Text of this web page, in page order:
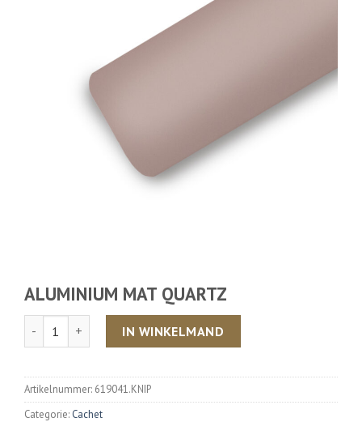
ALUMINIUM MAT QUARTZ
IN WINKELMAND
Artikelnummer: 619041.KNIP
Categorie: Cachet